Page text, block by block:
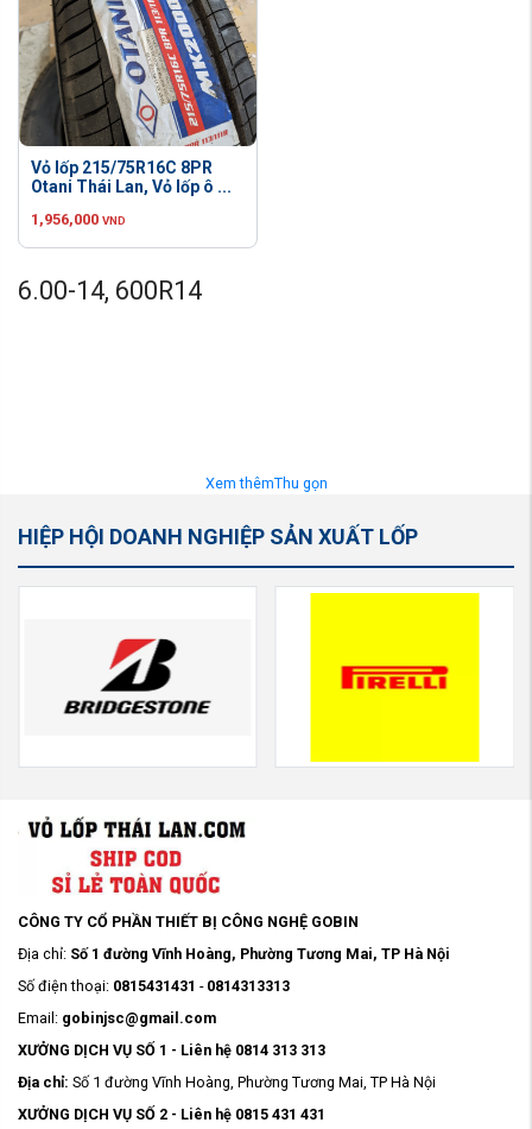
Vỏ lốp 215/75R16C 8PR
Otani Thái Lan, Vỏ lốp ô ...
1,956,000 VND
6.00-14, 600R14
Xem thêmThu gọn
HIỆP HỘI DOANH NGHIỆP SẢN XUẤT LỐP
CÔNG TY CỔ PHẦN THIẾT BỊ CÔNG NGHỆ GOBIN
Địa chỉ: Số 1 đường Vĩnh Hoàng, Phường Tương Mai, TP Hà Nội
Số điện thoại: 0815431431 - 0814313313
Email: gobinjsc@gmail.com
XƯỞNG DỊCH VỤ SỐ 1 - Liên hệ 0814 313 313
Địa chỉ: Số 1 đường Vĩnh Hoàng, Phường Tương Mai, TP Hà Nội
XƯỞNG DỊCH VỤ SỐ 2 - Liên hệ 0815 431 431